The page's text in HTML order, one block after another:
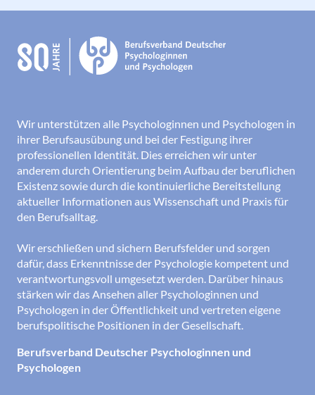
Wir unterstützen alle Psychologinnen und Psychologen in
ihrer Berufsausübung und bei der Festigung ihrer
professionellen Identität. Dies erreichen wir unter
anderem durch Orientierung beim Aufbau der beruflichen
Existenz sowie durch die kontinuierliche Bereitstellung
aktueller Informationen aus Wissenschaft und Praxis für
den Berufsalltag.
Wir erschließen und sichern Berufsfelder und sorgen
dafür, dass Erkenntnisse der Psychologie kompetent und
verantwortungsvoll umgesetzt werden. Darüber hinaus
stärken wir das Ansehen aller Psychologinnen und
Psychologen in der Öffentlichkeit und vertreten eigene
berufspolitische Positionen in der Gesellschaft.
Berufsverband Deutscher Psychologinnen und
Psychologen